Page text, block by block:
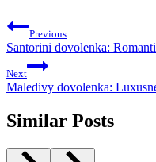
Previous
Santorini dovolenka:
Next
Maledivy dovolenka:
Similar Posts